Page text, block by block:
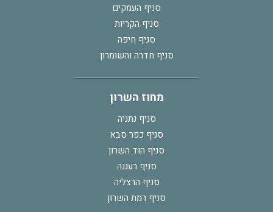
סניף העמקים
סניף הקריות
סניף חיפה
סניף חדרה והשומרון
מחוז השרון
סניף נתניה
סניף כפר סבא
סניף הוד השרון
סניף רעננה
סניף הרצליה
סניף רמת השרון